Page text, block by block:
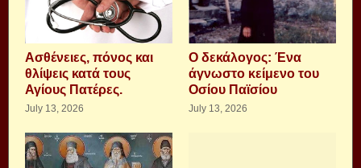
Aσθένειες, πόνος και
θλίψεις κατά τους
Αγίους Πατέρες.
July 13, 2026
Ο δεκάλογος: Ένα
άγνωστο κείμενο του
Οσίου Παϊσίου
July 13, 2026